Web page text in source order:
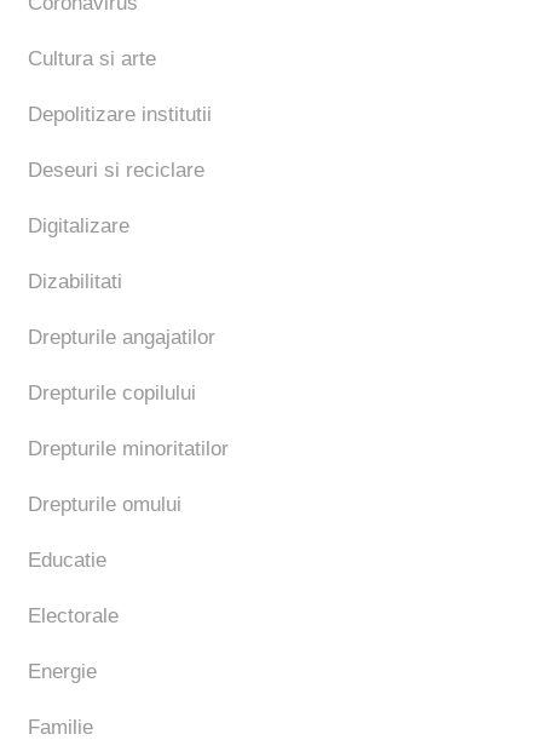
Cultura si arte
Depolitizare institutii
Deseuri si reciclare
Digitalizare
Dizabilitati
Drepturile angajatilor
Drepturile copilului
Drepturile minoritatilor
Drepturile omului
Educatie
Electorale
Energie
Familie